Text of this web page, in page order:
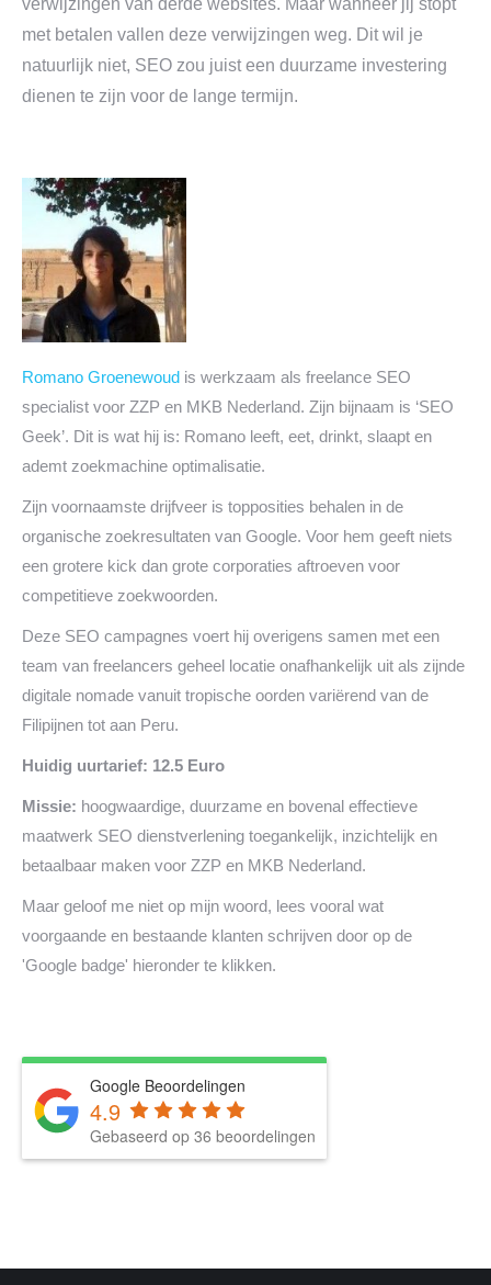
verwijzingen van derde websites. Maar wanneer jij stopt
met betalen vallen deze verwijzingen weg. Dit wil je
natuurlijk niet, SEO zou juist een duurzame investering
dienen te zijn voor de lange termijn.
Romano Groenewoud is werkzaam als freelance SEO
specialist voor ZZP en MKB Nederland. Zijn bijnaam is ‘SEO
Geek’. Dit is wat hij is: Romano leeft, eet, drinkt, slaapt en
ademt zoekmachine optimalisatie.
Zijn voornaamste drijfveer is topposities behalen in de
organische zoekresultaten van Google. Voor hem geeft niets
een grotere kick dan grote corporaties aftroeven voor
competitieve zoekwoorden.
Deze SEO campagnes voert hij overigens samen met een
team van freelancers geheel locatie onafhankelijk uit als zijnde
digitale nomade vanuit tropische oorden variërend van de
Filipijnen tot aan Peru.
Huidig uurtarief: 12.5 Euro
Missie: hoogwaardige, duurzame en bovenal effectieve
maatwerk SEO dienstverlening toegankelijk, inzichtelijk en
betaalbaar maken voor ZZP en MKB Nederland.
Maar geloof me niet op mijn woord, lees vooral wat
voorgaande en bestaande klanten schrijven door op de
'Google badge' hieronder te klikken.
Google Beoordelingen
4.9
Gebaseerd op 36 beoordelingen